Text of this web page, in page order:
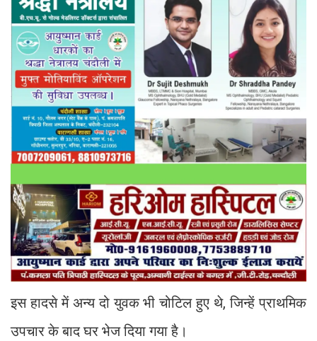
इस हादसे में अन्य दो युवक भी चोटिल हुए थे, जिन्हें प्राथमिक
उपचार के बाद घर भेज दिया गया है।